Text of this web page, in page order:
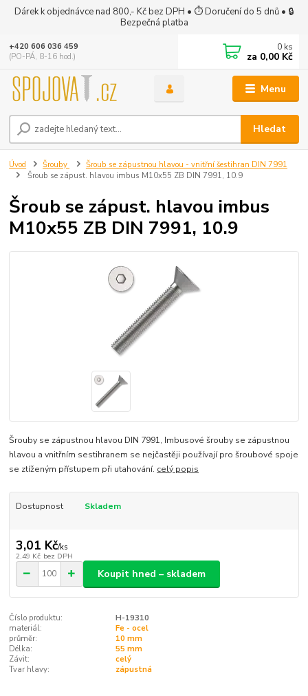
Dárek k objednávce nad 800,- Kč bez DPH • ⏱ Doručení do 5 dnů • 🔒
Bezpečná platba
Menu
Hledat
+420 606 036 459
(PO-PÁ, 8-16 hod.)
0 ks
za 0,00 Kč
Úvod Šrouby
Šroub se zápustnou hlavou - vnitřní šestihran DIN 7991
Šroub se zápust. hlavou imbus M10x55 ZB DIN 7991, 10.9
Šroub se zápust. hlavou imbus
M10x55 ZB DIN 7991, 10.9
Šrouby se zápustnou hlavou DIN 7991, Imbusové šrouby se zápustnou
hlavou a vnitřním sestihranem se nejčastěji používají pro šroubové spoje
se ztíženým přístupem při utahování. celý popis
Dostupnost Skladem
3,01 Kč/ks
2,49 Kč bez DPH
Koupit hned – skladem
Číslo produktu:
H-19310
materiál:
Fe - ocel
průměr:
10 mm
Délka:
55 mm
Závit:
celý
Tvar hlavy:
zápustná